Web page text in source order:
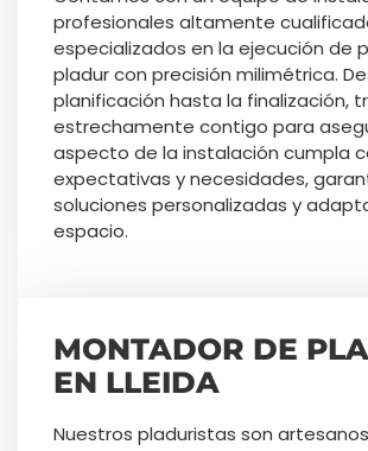
profesionales altamente
especializados en la ejecución de
pladur con precisión milimétrica.
planificación hasta la finalización,
estrechamente contigo para
aspecto de la instalación cumpla
expectativas y necesidades,
soluciones personalizadas y
espacio.
MONTADOR DE
EN LLEIDA
Nuestros pladuristas son